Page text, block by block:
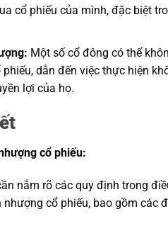
cổ phiếu của mình, đặc biệt
Một số cổ đông có thể
dẫn đến việc thực hiện
lợi của họ.
cổ phiếu:
nắm rõ các quy định trong
cổ phiếu, bao gồm các